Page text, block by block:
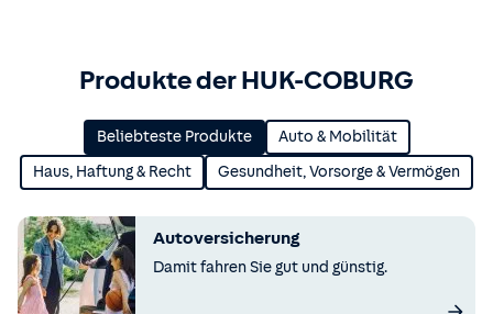
Produkte der HUK-COBURG
Beliebteste Produkte Auto & Mobilität
Haus, Haftung & Recht Gesundheit, Vorsorge & Vermögen
Autoversicherung
Damit fahren Sie gut und günstig.